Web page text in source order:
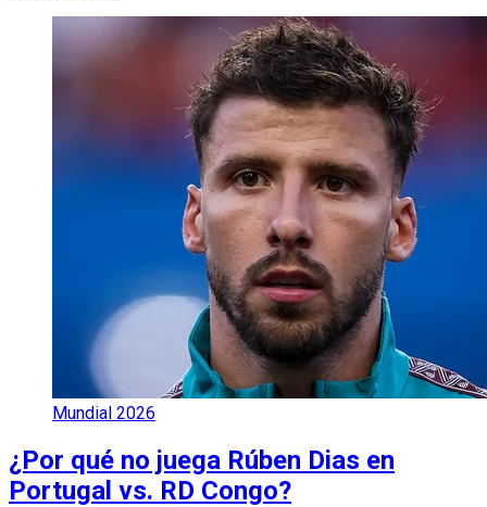
Mundial 2026
¿Por qué no juega Rúben Dias en
Portugal vs. RD Congo?